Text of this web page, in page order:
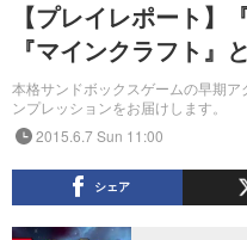
【プレイレポート
『マインクラフト』
本格サンドボックスゲームの早期
ンプレッションをお届けします。
2015.6.7 Sun 11:00
シェア